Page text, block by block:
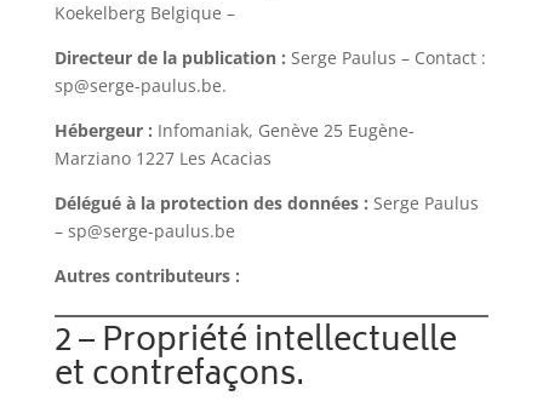
Koekelberg Belgique –
Directeur de la publication : Serge Paulus – Contact :
sp@serge-paulus.be.
Hébergeur : Infomaniak, Genève 25 Eugène-
Marziano 1227 Les Acacias
Délégué à la protection des données : Serge Paulus
– sp@serge-paulus.be
Autres contributeurs :
2 – Propriété intellectuelle
et contrefaçons.